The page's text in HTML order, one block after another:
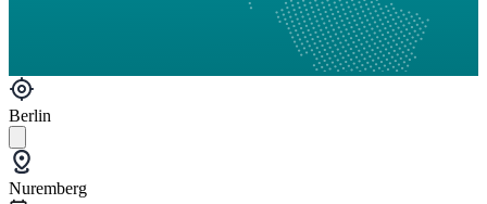
Berlin
Nuremberg